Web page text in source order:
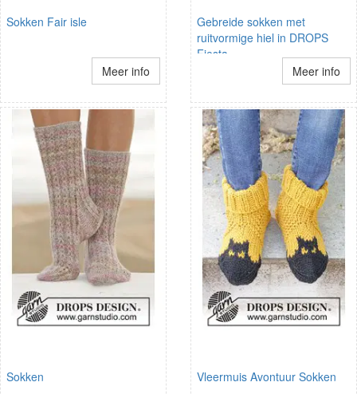
Sokken Fair isle
Meer info
Gebreide sokken met
ruitvormige hiel in DROPS
Fiesta
Meer info
Sokken Vleermuis Avontuur Sokken